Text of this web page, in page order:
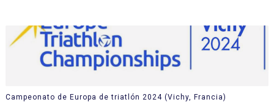
Campeonato de Europa de triatlón 2024 (Vichy, Francia)